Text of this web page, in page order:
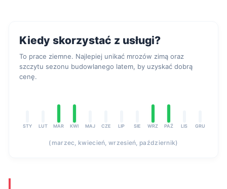
Kiedy skorzystać z usługi?
To prace ziemne. Najlepiej unikać mrozów zimą oraz
szczytu sezonu budowlanego latem, by uzyskać dobrą
cenę.
STY LUT MAR KWI MAJ CZE LIP SIE WRZ PAŹ LIS GRU
(marzec, kwiecień, wrzesień, październik)